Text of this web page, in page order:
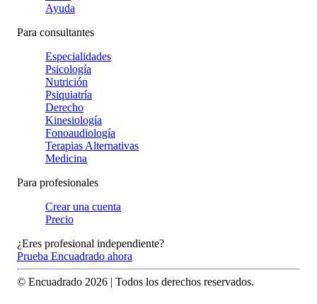
Ayuda
Para consultantes
Especialidades
Psicología
Nutrición
Psiquiatría
Derecho
Kinesiología
Fonoaudiología
Terapias Alternativas
Medicina
Para profesionales
Crear una cuenta
Precio
¿Eres profesional independiente?
Prueba Encuadrado ahora
© Encuadrado 2026 | Todos los derechos reservados.